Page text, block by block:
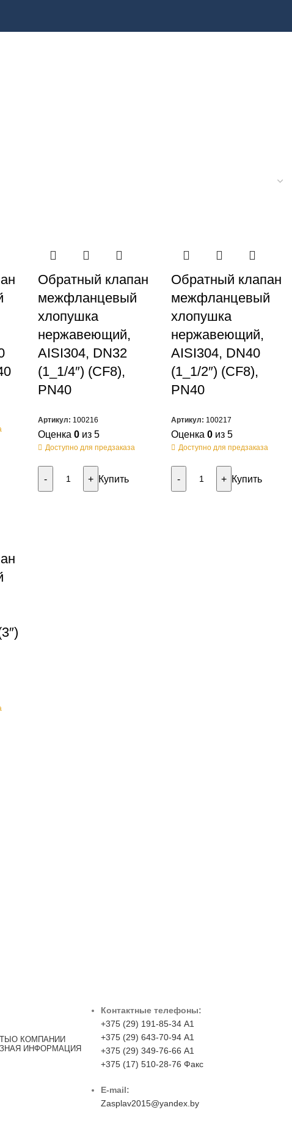
Обратный клапан
межфланцевый
хлопушка
нержавеющий,
AISI304, DN32
(1_1/4″) (CF8),
PN40
Артикул: 100216
Оценка0 из 5
Доступно для предзаказа
Купить
Обратный клапан
межфланцевый
хлопушка
нержавеющий,
AISI304, DN40
(1_1/2″) (CF8),
PN40
Артикул: 100217
Оценка0 из 5
Доступно для предзаказа
Купить
О КОМПАНИИ
ИНФОРМАЦИЯ
Контактные телефоны:
+375 (29) 191-85-34 А1
+375 (29) 643-70-94 А1
+375 (29) 349-76-66 А1
+375 (17) 510-28-76 Факс
E-mail:
Zasplav2015@yandex.by